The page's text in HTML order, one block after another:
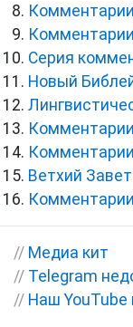
Серия
Новый
Ветхий
// Медиа кит
// Telegram
// Наш YouTube